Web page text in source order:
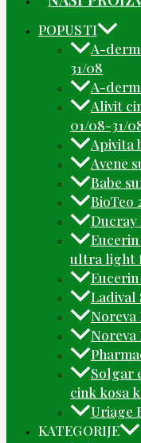
POPUSTI
A-
31/08
A-
Alivit
01/08-31/
Apivita
Avene
Babe
BioTeo
Ducray
ultra light
Ladival
Noreva
Noreva
Solgar
cink kosa
Uriage
KATEGORIJE